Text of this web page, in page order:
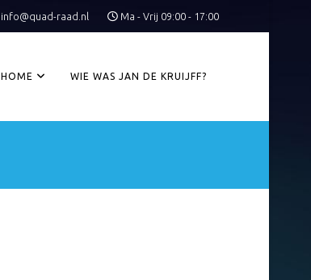
info@quad-raad.nl Ma - Vrij 09:00 - 17:00
HOME WIE WAS JAN DE KRUIJFF?